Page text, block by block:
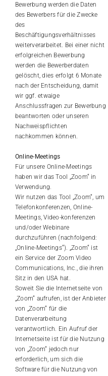
Bewerbung werden die Daten
des Bewerbers für die Zwecke
des
Beschäftigungsverhältnisses
weiterverarbeitet. Bei einer nicht
erfolgreichen Bewerbung
werden die Bewerberdaten
gelöscht, dies erfolgt 6 Monate
nach der Entscheidung, damit
wir ggf. etwaige
Anschlussfragen zur Bewerbung
beantworten oder unseren
Nachweispflichten
nachkommen können.
Online-Meetings
Für unsere Online-Meetings
haben wir das Tool „Zoom“ in
Verwendung.
Wir nutzen das Tool „Zoom“, um
Telefonkonferenzen, Online-
Meetings, Video-konferenzen
und/oder Webinare
durchzuführen (nachfolgend:
„Online-Meetings“). „Zoom“ ist
ein Service der Zoom Video
Communications, Inc., die ihren
Sitz in den USA hat.
Soweit Sie die Internetseite von
„Zoom“ aufrufen, ist der Anbieter
von „Zoom“ für die
Datenverarbeitung
verantwortlich. Ein Aufruf der
Internetseite ist für die Nutzung
von „Zoom“ jedoch nur
erforderlich, um sich die
Software für die Nutzung von